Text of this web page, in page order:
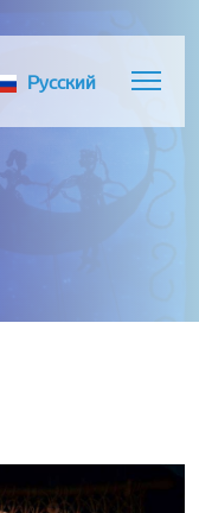
Русский